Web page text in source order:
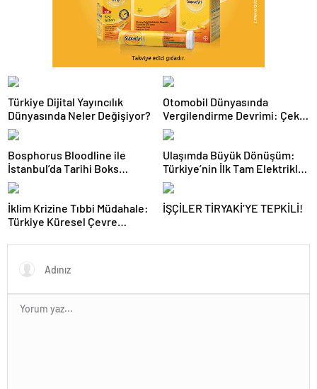
Türkiye Dijital Yayıncılık
Dünyasında Neler Değişiyor?
Otomobil Dünyasında
Vergilendirme Devrimi: Çekiş
Sistemleri ve Yeni Dönem
Bosphorus Bloodline ile
İstanbul’da Tarihi Boks
Gecesi
Ulaşımda Büyük Dönüşüm:
Türkiye’nin İlk Tam Elektrikli
Akaryakıt İstasyonu Deneyimi
İklim Krizine Tıbbi Müdahale:
Türkiye Küresel Çevre
Değiştirdi?
İŞÇİLER TİRYAKİ’YE TEPKİLİ!